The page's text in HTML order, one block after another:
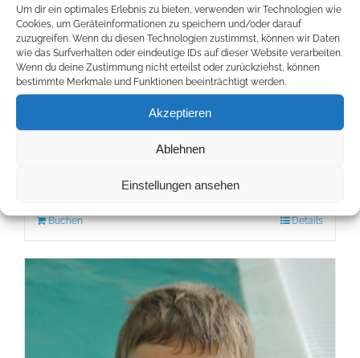
Um dir ein optimales Erlebnis zu bieten, verwenden wir Technologien wie
Cookies, um Geräteinformationen zu speichern und/oder darauf
zuzugreifen. Wenn du diesen Technologien zustimmst, können wir Daten
wie das Surfverhalten oder eindeutige IDs auf dieser Website verarbeiten.
Wenn du deine Zustimmung nicht erteilst oder zurückziehst, können
bestimmte Merkmale und Funktionen beeinträchtigt werden.
Akzeptieren
Ablehnen
Einstellungen ansehen
Schnupperstunde für
Anfänger (Kinder) in Bad
Homburg
Buchen Details